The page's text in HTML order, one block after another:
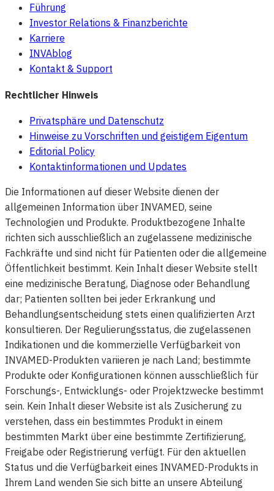
Führung
Investor Relations & Finanzberichte
Karriere
INVAblog
Kontakt & Support
Rechtlicher Hinweis
Privatsphäre und Datenschutz
Hinweise zu Vorschriften und geistigem Eigentum
Editorial Policy
Kontaktinformationen und Updates
Die Informationen auf dieser Website dienen der
allgemeinen Information über INVAMED, seine
Technologien und Produkte. Produktbezogene Inhalte
richten sich ausschließlich an zugelassene medizinische
Fachkräfte und sind nicht für Patienten oder die allgemeine
Öffentlichkeit bestimmt. Kein Inhalt dieser Website stellt
eine medizinische Beratung, Diagnose oder Behandlung
dar; Patienten sollten bei jeder Erkrankung und
Behandlungsentscheidung stets einen qualifizierten Arzt
konsultieren. Der Regulierungsstatus, die zugelassenen
Indikationen und die kommerzielle Verfügbarkeit von
INVAMED-Produkten variieren je nach Land; bestimmte
Produkte oder Konfigurationen können ausschließlich für
Forschungs-, Entwicklungs- oder Projektzwecke bestimmt
sein. Kein Inhalt dieser Website ist als Zusicherung zu
verstehen, dass ein bestimmtes Produkt in einem
bestimmten Markt über eine bestimmte Zertifizierung,
Freigabe oder Registrierung verfügt. Für den aktuellen
Status und die Verfügbarkeit eines INVAMED-Produkts in
Ihrem Land wenden Sie sich bitte an unsere Abteilung